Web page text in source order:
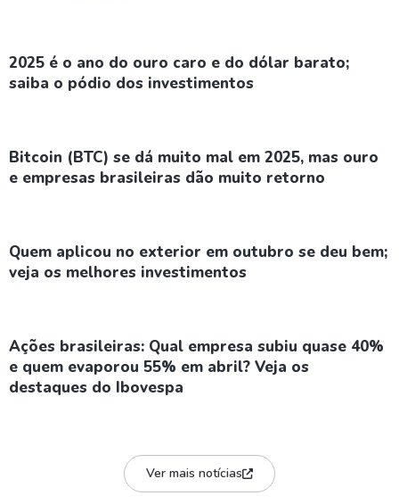
2025 é o ano do ouro caro e do dólar barato;
saiba o pódio dos investimentos
Bitcoin (BTC) se dá muito mal em 2025, mas ouro
e empresas brasileiras dão muito retorno
Quem aplicou no exterior em outubro se deu bem;
veja os melhores investimentos
Ações brasileiras: Qual empresa subiu quase 40%
e quem evaporou 55% em abril? Veja os
destaques do Ibovespa
Ver mais notícias